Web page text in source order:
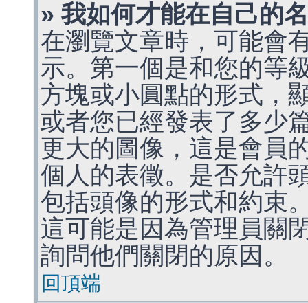
» 我如何才能在自己的
在瀏覽文章時，可能會
示。第一個是和您的等
方塊或小圓點的形式，
或者您已經發表了多少
更大的圖像，這是會員
個人的表徵。是否允許
包括頭像的形式和約束
這可能是因為管理員關
詢問他們關閉的原因。
回頂端